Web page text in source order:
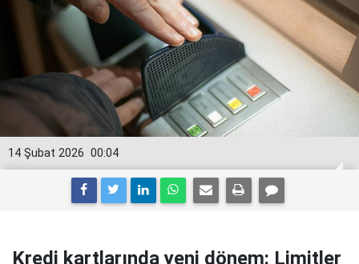
00:04
14 Şubat 2026
Kredi kartlarında yeni dönem: Limitler